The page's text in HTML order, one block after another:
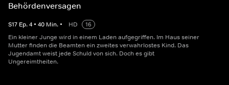
Behördenversagen
S17 Ep.4 • 40 Min. • HD
16
Ein kleiner Junge wird in einem Laden aufgegriffen. Im Haus seiner
Mutter finden die Beamten ein zweites verwahrlostes Kind. Das
Jugendamt weist jede Schuld von sich. Doch es gibt
Ungereimtheiten.